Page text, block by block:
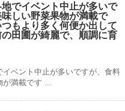
でイベント中止が多いで
しい野菜果物が満載で
もより多く何便か出して
田圃が綺麗で、順調に育
ベント中止が多いですが、食料
満載です ...